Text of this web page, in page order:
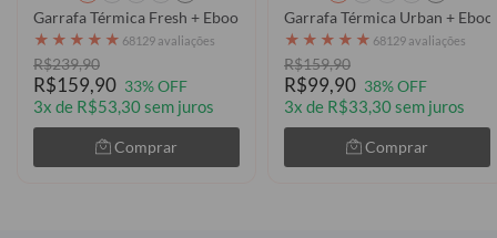
Garrafa Térmica Fresh + Ebook - Futurist
★ ★ ★ ★ ★ 68129 avaliações
R$239,90
R$159,90 33% OFF
3x de R$53,30 sem juros
Comprar
Garrafa Térmica Urban +
★ ★ ★ ★ ★ 68129 avaliações
R$159,90
R$99,90 38% OFF
3x de R$33,30 sem juros
Comprar